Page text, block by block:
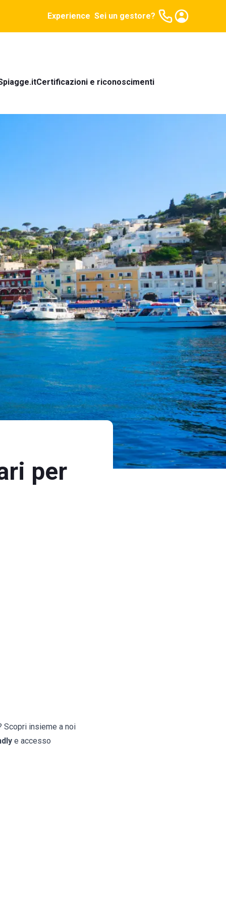
Experience Sei un gestore?
Certificazioni e riconoscimenti
per
Scopri insieme a noi
e accesso